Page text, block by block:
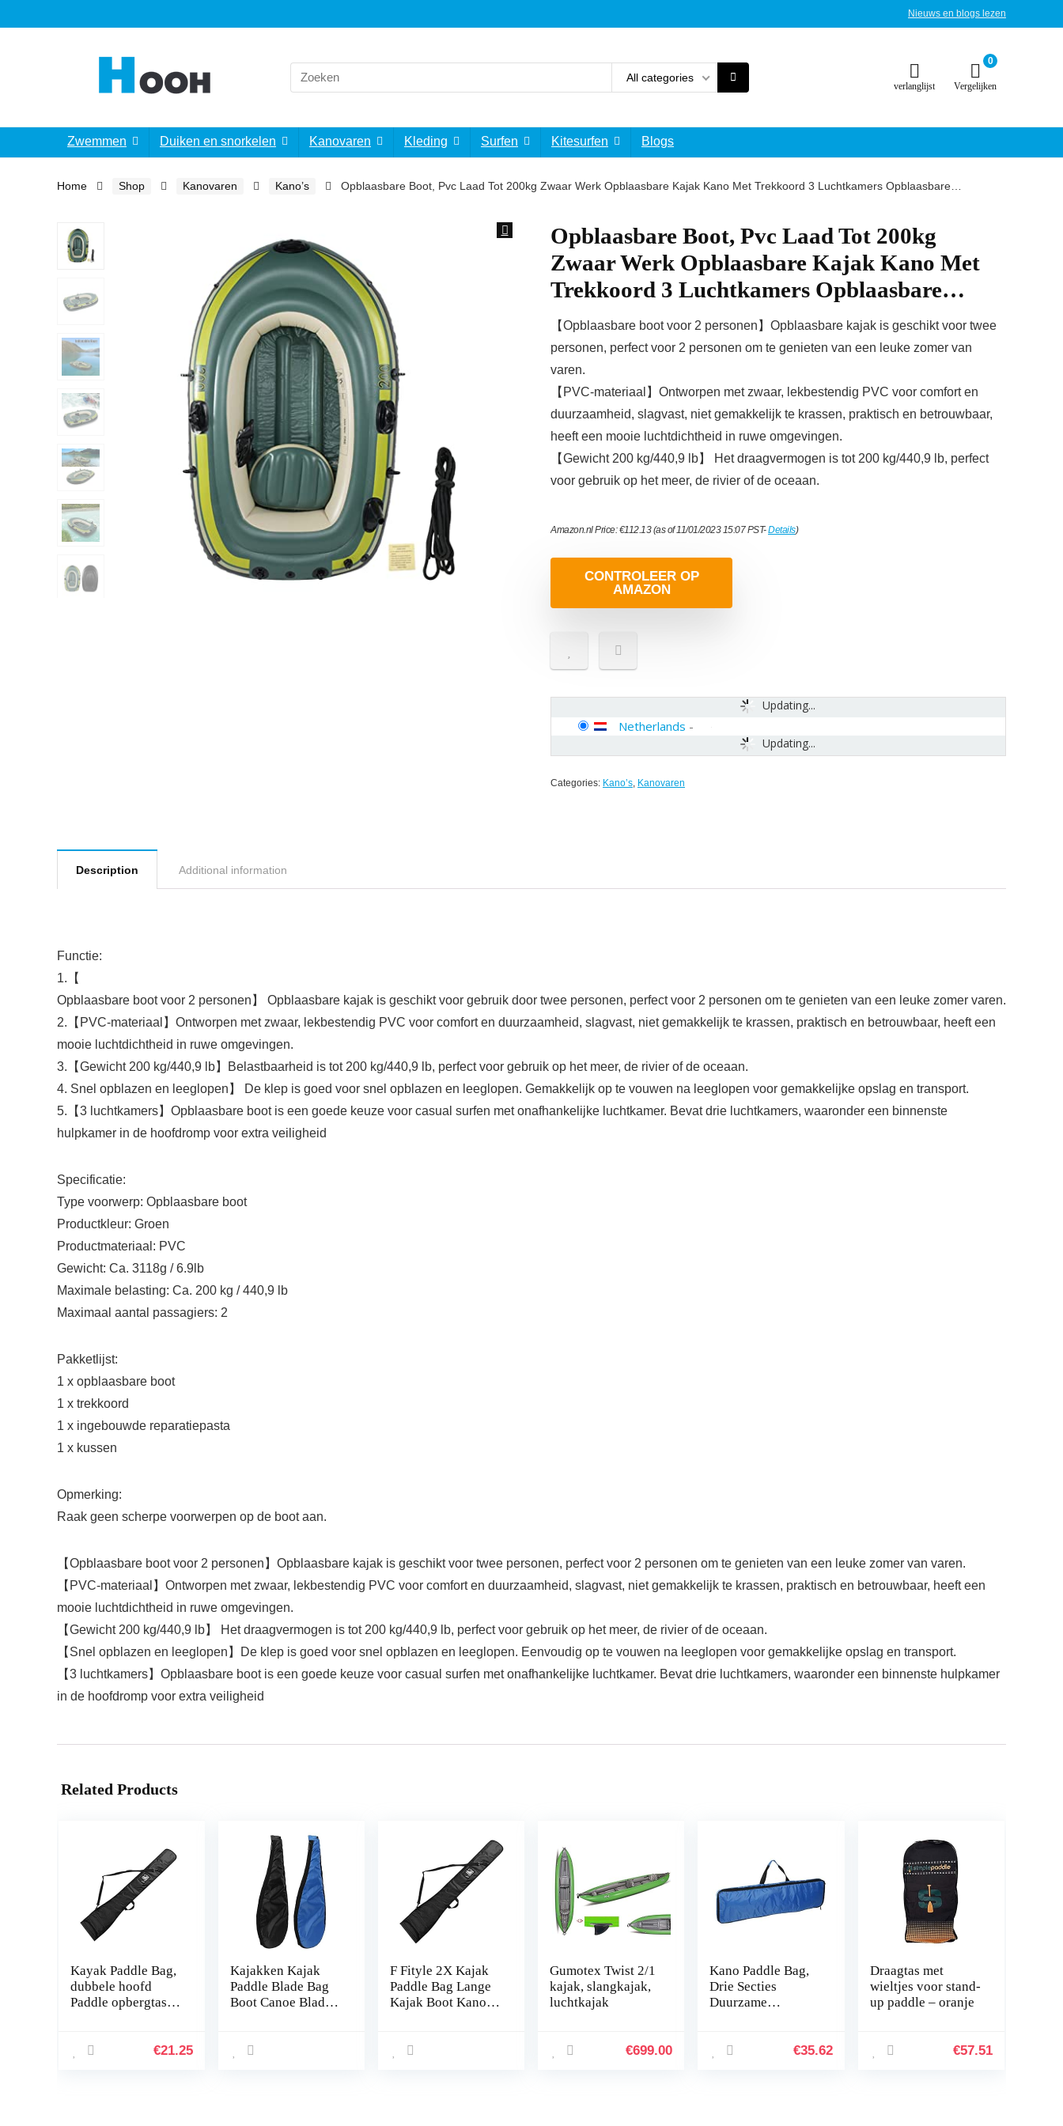
Nieuws en blogs lezen
Search
for:
All categories
verlanglijst
0
Vergelijken
Zwemmen Duiken en snorkelen Kanovaren Kleding Surfen Kitesurfen Blogs
Home Shop Kanovaren Kano’s Opblaasbare Boot, Pvc Laad Tot 200kg Zwaar Werk Opblaasbare Kajak Kano Met Trekkoord 3 Luchtkamers Opblaasbare…
Opblaasbare Boot, Pvc Laad Tot 200kg
Zwaar Werk Opblaasbare Kajak Kano Met
Trekkoord 3 Luchtkamers Opblaasbare…
【Opblaasbare boot voor 2 personen】Opblaasbare kajak is geschikt voor twee
personen, perfect voor 2 personen om te genieten van een leuke zomer van
varen.
【PVC-materiaal】Ontworpen met zwaar, lekbestendig PVC voor comfort en
duurzaamheid, slagvast, niet gemakkelijk te krassen, praktisch en betrouwbaar,
heeft een mooie luchtdichtheid in ruwe omgevingen.
【Gewicht 200 kg/440,9 lb】 Het draagvermogen is tot 200 kg/440,9 lb, perfect
voor gebruik op het meer, de rivier of de oceaan.
Amazon.nl Price:€112.13(as of 11/01/2023 15:07 PST-Details)
CONTROLEER OP
AMAZON
Updating...
Updating...
Netherlands -
Categories: Kano’s, Kanovaren
Description Additional information
Functie:
1.【
Opblaasbare boot voor 2 personen】 Opblaasbare kajak is geschikt voor gebruik door twee personen, perfect voor 2 personen om te genieten van een leuke zomer varen.
2.【PVC-materiaal】Ontworpen met zwaar, lekbestendig PVC voor comfort en duurzaamheid, slagvast, niet gemakkelijk te krassen, praktisch en betrouwbaar, heeft een
mooie luchtdichtheid in ruwe omgevingen.
3.【Gewicht 200 kg/440,9 lb】Belastbaarheid is tot 200 kg/440,9 lb, perfect voor gebruik op het meer, de rivier of de oceaan.
4. Snel opblazen en leeglopen】 De klep is goed voor snel opblazen en leeglopen. Gemakkelijk op te vouwen na leeglopen voor gemakkelijke opslag en transport.
5.【3 luchtkamers】Opblaasbare boot is een goede keuze voor casual surfen met onafhankelijke luchtkamer. Bevat drie luchtkamers, waaronder een binnenste
hulpkamer in de hoofdromp voor extra veiligheid
Specificatie:
Type voorwerp: Opblaasbare boot
Productkleur: Groen
Productmateriaal: PVC
Gewicht: Ca. 3118g / 6.9lb
Maximale belasting: Ca. 200 kg / 440,9 lb
Maximaal aantal passagiers: 2
Pakketlijst:
1 x opblaasbare boot
1 x trekkoord
1 x ingebouwde reparatiepasta
1 x kussen
Opmerking:
Raak geen scherpe voorwerpen op de boot aan.
【Opblaasbare boot voor 2 personen】Opblaasbare kajak is geschikt voor twee personen, perfect voor 2 personen om te genieten van een leuke zomer van varen.
【PVC-materiaal】Ontworpen met zwaar, lekbestendig PVC voor comfort en duurzaamheid, slagvast, niet gemakkelijk te krassen, praktisch en betrouwbaar, heeft een
mooie luchtdichtheid in ruwe omgevingen.
【Gewicht 200 kg/440,9 lb】 Het draagvermogen is tot 200 kg/440,9 lb, perfect voor gebruik op het meer, de rivier of de oceaan.
【Snel opblazen en leeglopen】De klep is goed voor snel opblazen en leeglopen. Eenvoudig op te vouwen na leeglopen voor gemakkelijke opslag en transport.
【3 luchtkamers】Opblaasbare boot is een goede keuze voor casual surfen met onafhankelijke luchtkamer. Bevat drie luchtkamers, waaronder een binnenste hulpkamer
in de hoofdromp voor extra veiligheid
Related Products
Kayak Paddle Bag,
dubbele hoofd
Paddle opbergtas,
opbergtas,
€21.25
Kajakken Kajak
Paddle Blade Bag
Boot Canoe Blade
F Fityle 2X Kajak
Paddle Bag Lange
Kajak Boot Kano
Duurzaam
Gumotex Twist 2/1
kajak, slangkajak,
luchtkajak
€699.00
Kano Paddle Bag,
Drie Secties
Duurzame
93x22x4cm
€35.62
Draagtas met
wieltjes voor stand-
up paddle – oranje
€57.51